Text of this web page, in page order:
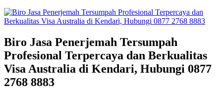
Biro Jasa Penerjemah Tersumpah
Profesional Terpercaya dan Berkualitas
Visa Australia di Kendari, Hubungi 0877
2768 8883